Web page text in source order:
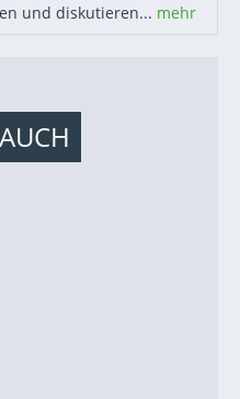
und diskutieren... mehr